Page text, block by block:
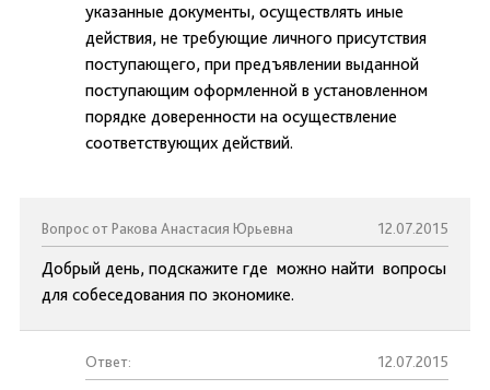
указанные документы, осуществлять иные
действия, не требующие личного присутствия
поступающего, при предъявлении выданной
поступающим оформленной в установленном
порядке доверенности на осуществление
соответствующих действий.
Вопрос от Ракова Анастасия Юрьевна 12.07.2015
Добрый день, подскажите где можно найти вопросы
для собеседования по экономике.
Ответ: 12.07.2015